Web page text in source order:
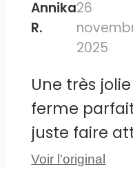
Annika
R.
26
2025
Une très
ferme
juste faire
que l'enfant
Voir l'original